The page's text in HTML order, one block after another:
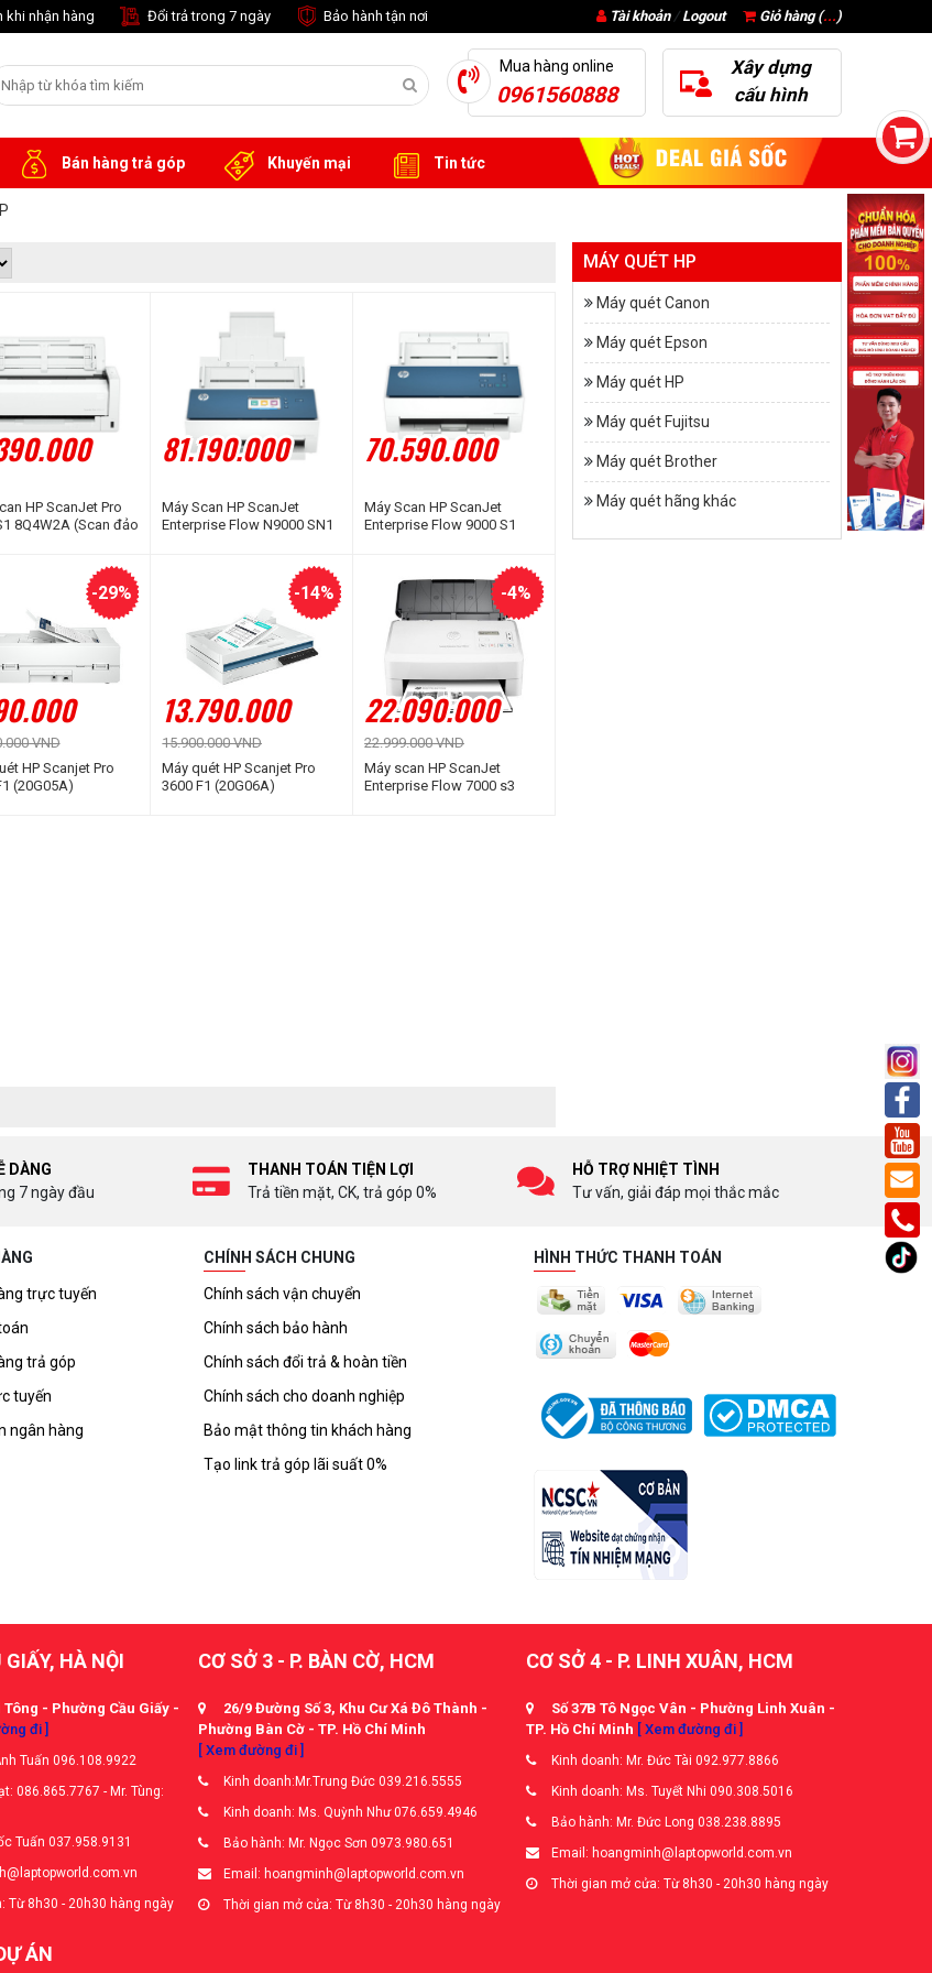
khi nhận hàng Đổi trả trong 7 ngày Bảo hành tận nơi Giỏ hàng (...)
Tài khoản/ Logout
Mua hàng online
0961560888
Xây dựng
cấu hình
Bán hàng trả góp Khuyến mại Tin tức
HP ScanJet Pro
8Q4W2A (Scan đảo
81.190.000
Máy Scan HP ScanJet
Enterprise Flow N9000 SN1
70.590.000
Máy Scan HP ScanJet
Enterprise Flow 9000 S1
A5 | USB | LAN)
VND
-29%
HP Scanjet Pro
(20G05A)
13.790.000
15.900.000 VND
-14%
Máy quét HP Scanjet Pro
3600 F1 (20G06A)
22.090.000
22.999.000 VND
-4%
Máy scan HP ScanJet
Enterprise Flow 7000 s3
MÁY QUÉT HP
Máy quét Canon
Máy quét Epson
Máy quét HP
Máy quét Fujitsu
Máy quét Brother
Máy quét hãng khác
DÀNG
7 ngày đầu
THANH TOÁN TIỆN LỢI
Trả tiền mặt, CK, trả góp 0%
HỖ TRỢ NHIỆT TÌNH
Tư vấn, giải đáp mọi thắc mắc
trực tuyến
trả góp
tuyến
ngân hàng
CHÍNH SÁCH CHUNG
Chính sách vận chuyển
Chính sách bảo hành
Chính sách đổi trả & hoàn tiền
Chính sách cho doanh nghiệp
Bảo mật thông tin khách hàng
Tạo link trả góp lãi suất 0%
HÌNH THỨC THANH TOÁN
HÀ NỘI
Tông - Phường Cầu Giấy -
đi ]
Tuấn 096.108.9922
086.865.7767 - Mr. Tùng:
Tuấn 037.958.9131
Từ 8h30 - 20h30 hàng ngày
CƠ SỞ 3 - P. BÀN CỜ, HCM
26/9 Đường Số 3, Khu Cư Xá Đô Thành -
Phường Bàn Cờ - TP. Hồ Chí Minh
[ Xem đường đi ]
Kinh doanh:Mr.Trung Đức 039.216.5555
Kinh doanh: Ms. Quỳnh Như 076.659.4946
Bảo hành: Mr. Ngọc Sơn 0973.980.651
Email: hoangminh@laptopworld.com.vn
Thời gian mở cửa: Từ 8h30 - 20h30 hàng ngày
CƠ SỞ 4 - P. LINH XUÂN, HCM
Số 37B Tô Ngọc Vân - Phường Linh Xuân -
TP. Hồ Chí Minh [ Xem đường đi ]
Kinh doanh: Mr. Đức Tài 092.977.8866
Kinh doanh: Ms. Tuyết Nhi 090.308.5016
Bảo hành: Mr. Đức Long 038.238.8895
Email: hoangminh@laptopworld.com.vn
Thời gian mở cửa: Từ 8h30 - 20h30 hàng ngày
ÁN